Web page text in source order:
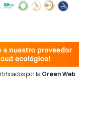
por la Green Web